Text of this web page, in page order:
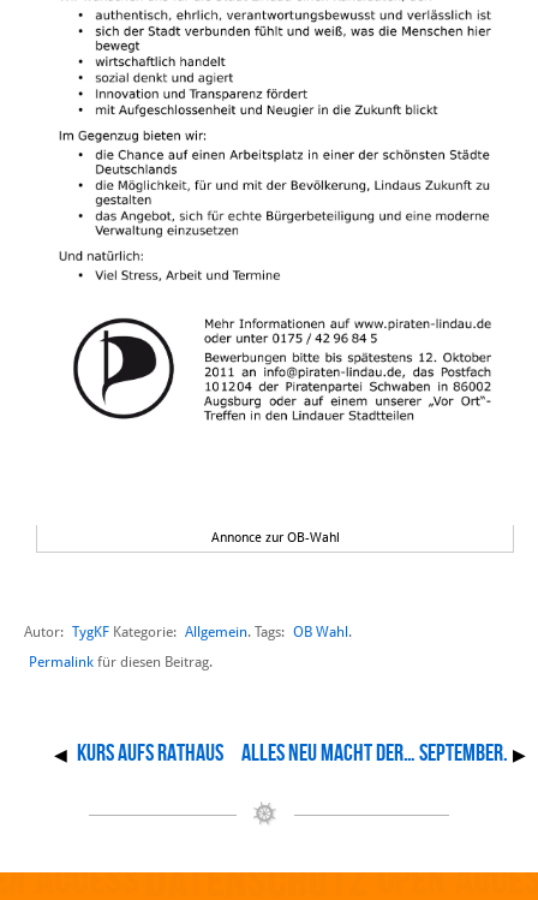
Annonce zur OB-Wahl
Autor: TygKF Kategorie: Allgemein. Tags: OB Wahl.
Permalink für diesen Beitrag.
◀ Kurs aufs Rathaus Alles neu macht der… September. ▶